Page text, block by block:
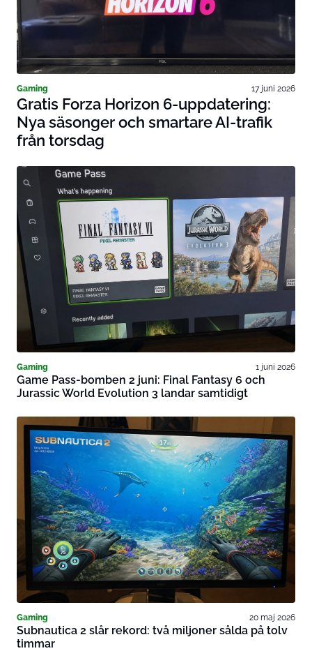
Gaming 17 juni 2026
Gratis Forza Horizon 6-uppdatering:
Nya säsonger och smartare AI-trafik
från torsdag
Gaming 1 juni 2026
Game Pass-bomben 2 juni: Final Fantasy 6 och
Jurassic World Evolution 3 landar samtidigt
Gaming 20 maj 2026
Subnautica 2 slår rekord: två miljoner sålda på tolv
timmar